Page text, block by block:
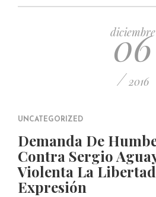
diciembre
06
/ 2016
UNCATEGORIZED
Demanda De
Contra Sergio
Violenta La
Expresión